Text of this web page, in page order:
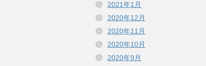
2021年1月
2020年12月
2020年11月
2020年10月
2020年9月